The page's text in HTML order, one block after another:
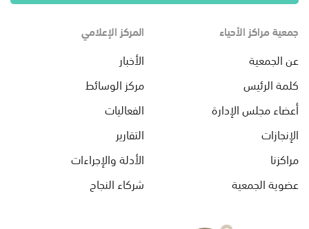
جمعية مراكز الأحياء
عن الجمعية
كلمة الرئيس
أعضاء مجلس الإدارة
الإنجازات
مراكزنا
عضوية الجمعية
المركز الإعلامي
الأخبار
مركز الوسائط
الفعاليات
التقارير
الأدلة والإجراءات
شركاء النجاح